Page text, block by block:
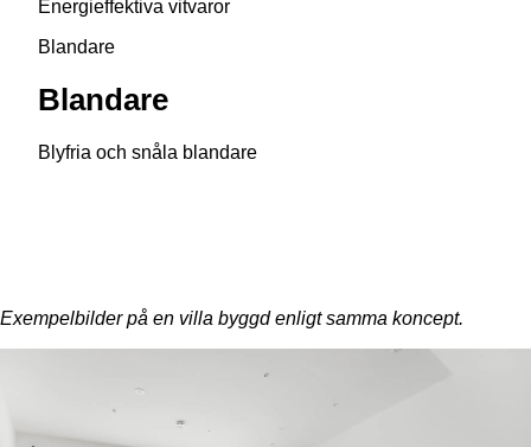
Energieffektiva vitvaror
Blandare
Blandare
Blyfria och snåla blandare
Exempelbilder på en villa byggd enligt samma koncept.